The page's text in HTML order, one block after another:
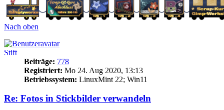
Nach oben
Stift
Beiträge: 778
Registriert: Mo 24. Aug 2020, 13:13
Betriebssystem: LinuxMint 22; Win11
Re: Fotos in Stickbilder verwandeln